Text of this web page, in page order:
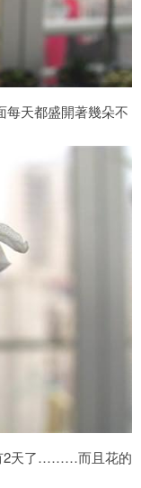
每天都盛開著幾朵不
2天了………而且花的